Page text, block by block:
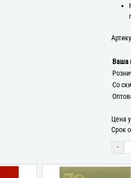
Ваша
Со
Цена
Срок
-